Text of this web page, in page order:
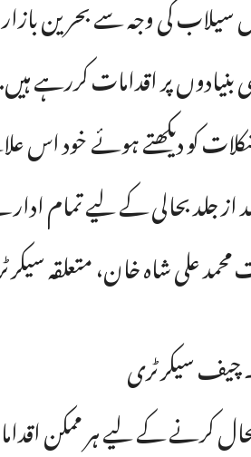
بنیادوں پر اقدامات کررہے
کو دیکھتے ہوئے خود اس
جلد از جلد بحالی کے لیے
محمد علی شاہ خان، متعلقہ
۔ چیف سیکرٹری
کرنے کے لیے ہر ممکن